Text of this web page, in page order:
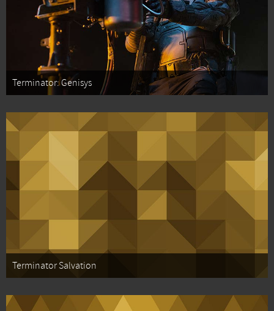
Terminator: Genisys
Terminator Salvation